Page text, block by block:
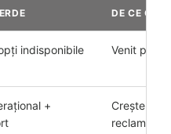
DE CE
indisponibile Venit
+
Crește
reclamației